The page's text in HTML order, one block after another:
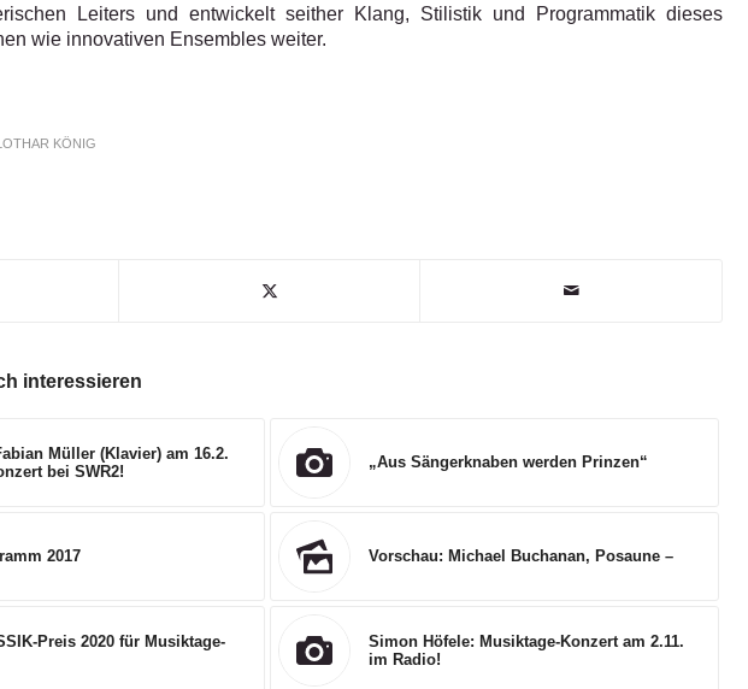
Leiters und entwickelt seither Klang, Stilistik und Programmatik dieses
wie innovativen Ensembles weiter.
KÖNIG
interessieren
Müller (Klavier) am 16.2.
bei SWR2!
„Aus Sängerknaben werden Prinzen“
2017 Vorschau: Michael Buchanan, Posaune –
Preis 2020 für Musiktage-
Simon Höfele: Musiktage-Konzert am 2.11.
im Radio!